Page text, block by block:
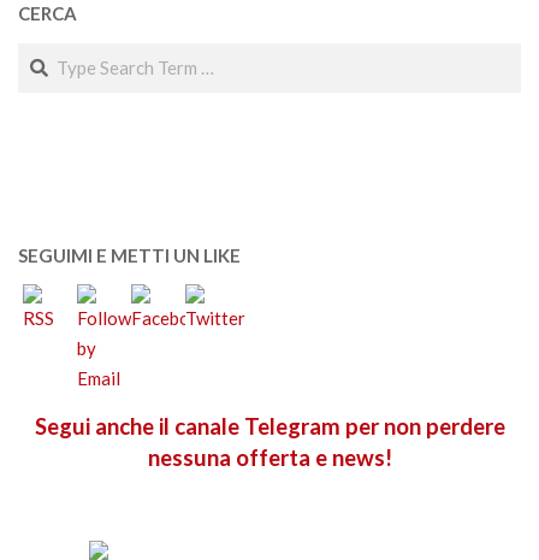
CERCA
Search
SEGUIMI E METTI UN LIKE
Segui anche il canale Telegram per non perdere
nessuna offerta e news!